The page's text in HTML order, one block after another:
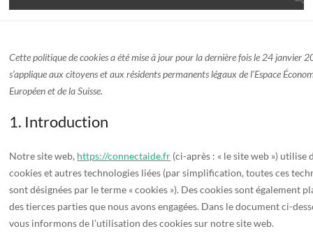
Cette politique de cookies a été mise à jour pour la dernière fois le 24 janvier
s’applique aux citoyens et aux résidents permanents légaux de l’Espace
Européen et de la Suisse.
1. Introduction
Notre site web, https://connectaide.fr (ci-après : « le site web ») utilise
cookies et autres technologies liées (par simplification, toutes ces
sont désignées par le terme « cookies »). Des cookies sont également
des tierces parties que nous avons engagées. Dans le document ci-
vous informons de l’utilisation des cookies sur notre site web.